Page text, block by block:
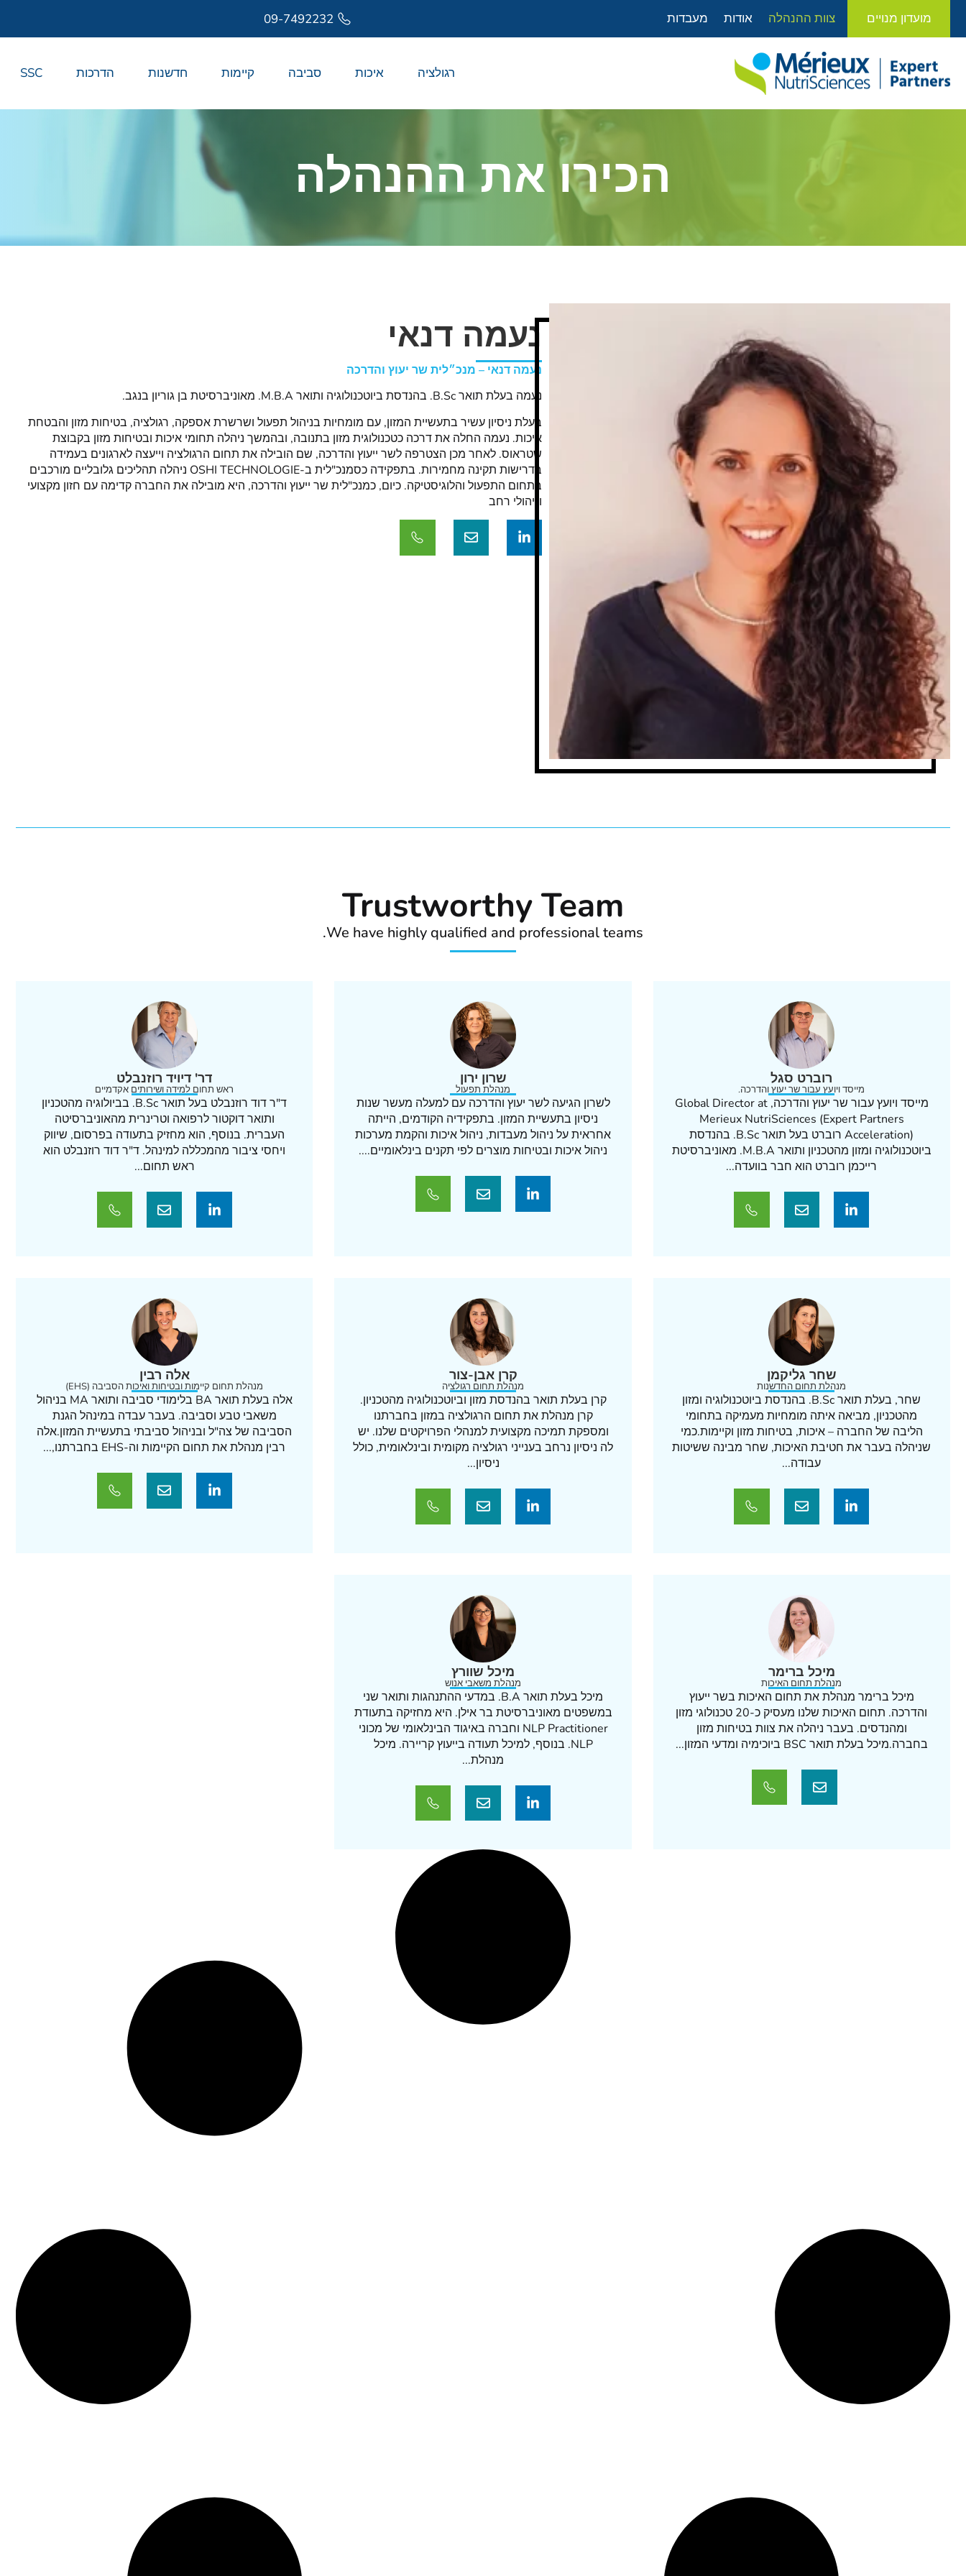
מועדון מנויים צוות ההנהלה אודות מעבדות 09-7492232
רגולציה איכות סביבה קיימות חדשנות הדרכות SSC
הכירו את ההנהלה
נעמה דנאי
נעמה דנאי – מנכ״לית שר יעוץ והדרכה
נעמה בעלת תואר B.Sc. בהנדסת ביוטכנולוגיה ותואר M.B.A. מאוניברסיטת בן גוריון בנגב.
בעלת ניסיון עשיר בתעשיית המזון, עם מומחיות בניהול תפעול ושרשרת אספקה, רגולציה, בטיחות מזון והבטחת
איכות. נעמה החלה את דרכה כטכנולוגית מזון בתנובה, ובהמשך ניהלה תחומי איכות ובטיחות מזון בקבוצת
שטראוס. לאחר מכן הצטרפה לשר ייעוץ והדרכה, שם הובילה את תחום הרגולציה וייעצה לארגונים בעמידה
בדרישות תקינה מחמירות. בתפקידה כסמנכ"לית ב-OSHI TECHNOLOGIE ניהלה תהליכים גלובליים מורכבים
בתחום התפעול והלוגיסטיקה. כיום, כמנכ"לית שר ייעוץ והדרכה, היא מובילה את החברה קדימה עם חזון מקצועי
וניהולי רחב
Trustworthy Team
We have highly qualified and professional teams.
רוברט סגל
מייסד ויועץ עבור שר יעוץ והדרכה.
מייסד ויועץ עבור שר יעוץ והדרכה, Global Director at
Merieux NutriSciences (Expert Partners
Acceleration) רוברט בעל תואר B.Sc. בהנדסת
ביוטכנולוגיה ומזון מהטכניון ותואר M.B.A. מאוניברסיטת
רייכמן רוברט הוא חבר בוועדה...
שרון ירון
מנהלת תפעול
לשרון הגיעה לשר יעוץ והדרכה עם למעלה מעשר שנות
ניסיון בתעשיית המזון. בתפקידיה הקודמים, הייתה
אחראית על ניהול מעבדות, ניהול איכות והקמת מערכות
ניהול איכות ובטיחות מוצרים לפי תקנים בינלאומיים....
דר' דיויד רוזנבלט
ראש תחום למידה ושירותים אקדמיים
ד"ר דוד רוזנבלט בעל תואר B.Sc. בביולוגיה מהטכניון
ותואר דוקטור לרפואה וטרינרית מהאוניברסיטה
העברית. בנוסף, הוא מחזיק בתעודה בפרסום, שיווק
ויחסי ציבור מהמכללה למינהל. ד"ר דוד רוזנבלט הוא
ראש תחום...
שחר גליקמן
מנהלת תחום החדשנות
שחר, בעלת תואר B.Sc. בהנדסת ביוטכנולוגיה ומזון
מהטכניון, מביאה איתה מומחיות מעמיקה בתחומי
הליבה של החברה – איכות, בטיחות מזון וקיימות.כמי
שניהלה בעבר את חטיבת האיכות, שחר מבינה ששיטות
עבודה...
קרן אבן-צור
מנהלת תחום רגולציה
קרן בעלת תואר בהנדסת מזון וביוטכנולוגיה מהטכניון.
קרן מנהלת את תחום הרגולציה במזון בחברתנו
ומספקת תמיכה מקצועית למנהלי הפרויקטים שלנו. יש
לה ניסיון נרחב בענייני רגולציה מקומית ובינלאומית, כולל
ניסיון...
אלה רבין
מנהלת תחום קיימות ובטיחות ואיכות הסביבה (EHS)
אלה בעלת תואר BA בלימודי סביבה ותואר MA בניהול
משאבי טבע וסביבה. בעבר עבדה במינהל הגנת
הסביבה של צה"ל ובניהול סביבתי בתעשיית המזון.אלה
רבין מנהלת את תחום הקיימות וה-EHS בחברתנו,...
מיכל ברימר
מנהלת תחום האיכות
מיכל ברימר מנהלת את תחום האיכות בשר ייעוץ
והדרכה. תחום האיכות שלנו מעסיק כ-20 טכנולוגי מזון
ומהנדסים. בעבר ניהלה את צוות בטיחות מזון
בחברה.מיכל בעלת תואר BSC ביוכימיה ומדעי המזון...
מיכל שוורץ
מנהלת משאבי אנוש
מיכל בעלת תואר B.A. במדעי ההתנהגות ותואר שני
במשפטים מאוניברסיטת בר אילן. היא מחזיקה בתעודת
NLP Practitioner וחברה באיגוד הבינלאומי של מכוני
NLP. בנוסף, למיכל תעודה בייעוץ קריירה. מיכל
מנהלת...